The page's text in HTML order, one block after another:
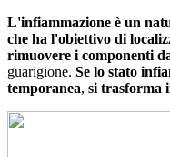
L'infiammazione è un
che ha l'obiettivo di
rimuovere i componenti
guarigione. Se lo stato
temporanea, si trasforma